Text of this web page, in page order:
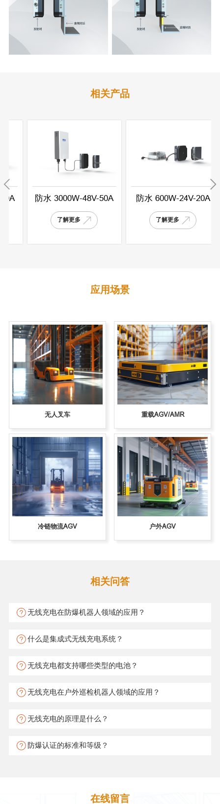
相关产品
防水 3000W-48V-50A
了解更多
防水 600W-24V-20A
了解更多
应用场景
无人叉车 重载AGV/AMR
冷链物流AGV 户外AGV
相关问答
无线充电在防爆机器人领域的应用？
什么是集成式无线充电系统？
无线充电都支持哪些类型的电池？
无线充电在户外巡检机器人领域的应用？
无线充电的原理是什么？
防爆认证的标准和等级？
在线留言